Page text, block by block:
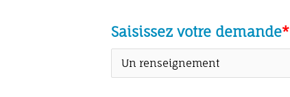
Saisissez votre demande*